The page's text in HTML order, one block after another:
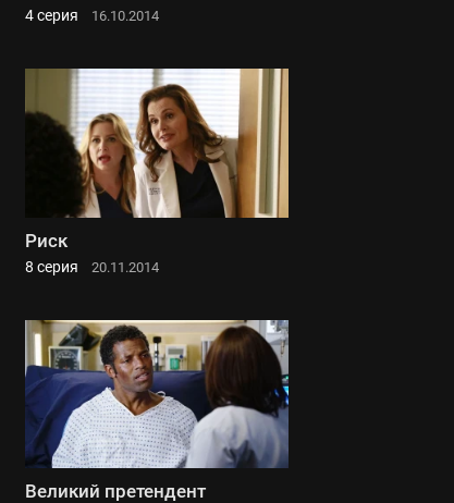
4 серия 16.10.2014
Риск
8 серия 20.11.2014
Великий претендент